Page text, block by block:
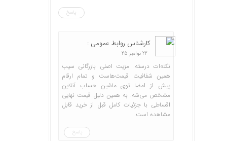
پاسخ
کارشناس روابط عمومی :
22 نوامبر 25
نکته‌ات درسته. مزیت اصلی بازرگانی سیب
همین شفافیت قیمت‌هاست و تمام ارقام
پیش از امضا توی ماشین حساب آنلاین
مشخص می‌شه. به همین دلیل قیمت نهایی
اقساطی با جزئیات کامل قبل از خرید قابل
مشاهده است.
پاسخ